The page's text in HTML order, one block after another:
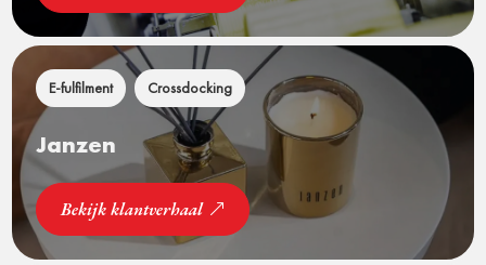
E-fulfilment Crossdocking
Janzen
Bekijk klantverhaal